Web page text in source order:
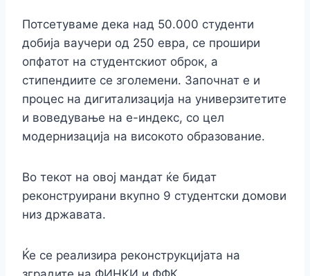
Потсетуваме дека над 50.000 студенти
добија ваучери од 250 евра, се прошири
опфатот на студентскиот оброк, а
стипендиите се зголемени. Започнат е и
процес на дигитализација на универзитетите
и воведување на е-индекс, со цел
модернизација на високото образование.
Во текот на овој мандат ќе бидат
реконструирани вкупно 9 студентски домови
низ државата.
Ќе се реализира реконструкцијата на